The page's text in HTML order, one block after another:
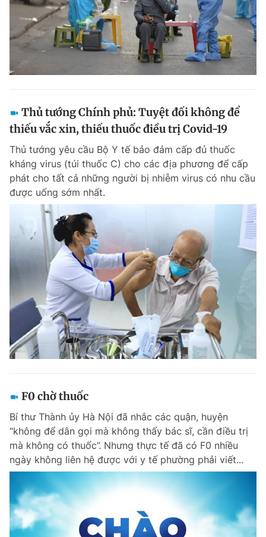
Thủ tướng Chính phủ: Tuyệt đối không để
thiếu vắc xin, thiếu thuốc điều trị Covid-19
Thủ tướng yêu cầu Bộ Y tế bảo đảm cấp đủ thuốc
kháng virus (túi thuốc C) cho các địa phương để cấp
phát cho tất cả những người bị nhiễm virus có nhu cầu
được uống sớm nhất.
F0 chờ thuốc
Bí thư Thành ủy Hà Nội đã nhắc các quận, huyện
“không để dân gọi mà không thấy bác sĩ, cần điều trị
mà không có thuốc”. Nhưng thực tế đã có F0 nhiều
ngày không liên hệ được với y tế phường phải viết...